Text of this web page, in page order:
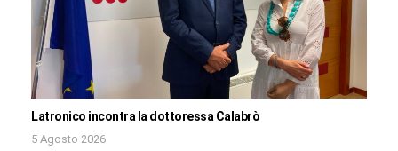
Latronico incontra la dottoressa Calabrò
5 Agosto 2026